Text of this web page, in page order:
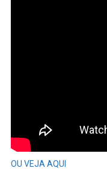
OU VEJA AQUI